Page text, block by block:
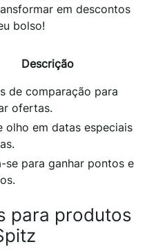
em descontos
bolso!
Descrição
de comparação para
ofertas.
olho em datas especiais
se para ganhar pontos e
para produtos